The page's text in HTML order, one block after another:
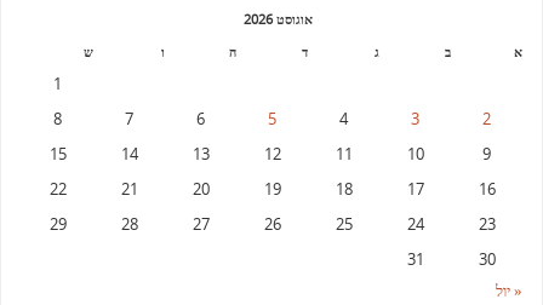
אוגוסט 2026
א
ב ג ד ה ו ש
1
2
3
4
5
6
7
8
9
10
11
12
13
14
15
16
17
18
19
20
21
22
23
24
25
26
27
28
29
30
31
« יול